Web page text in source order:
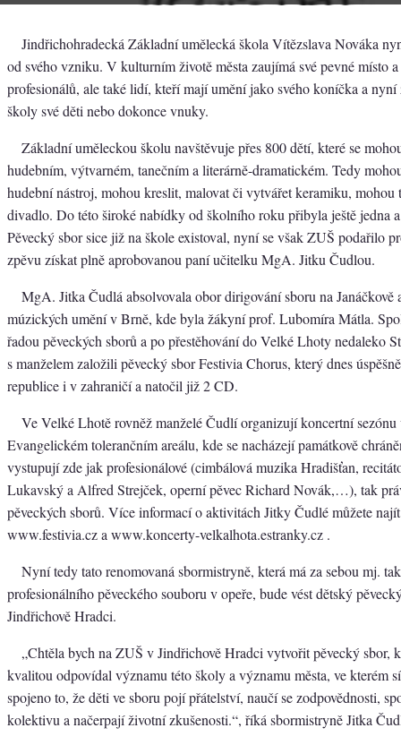
Jindřichohradecká Základní umělecká škola Vítězslava Nováka
od svého vzniku. V kulturním životě města zaujímá své pevné místo
profesionálů, ale také lidí, kteří mají umění jako svého koníčka a nyní
školy své děti nebo dokonce vnuky.
Základní uměleckou školu navštěvuje přes 800 dětí, které se
hudebním, výtvarném, tanečním a literárně-dramatickém. Tedy
hudební nástroj, mohou kreslit, malovat či vytvářet keramiku, mohou
divadlo. Do této široké nabídky od školního roku přibyla ještě jedna
Pěvecký sbor sice již na škole existoval, nyní se však ZUŠ podařilo
zpěvu získat plně aprobovanou paní učitelku MgA. Jitku Čudlou.
MgA. Jitka Čudlá absolvovala obor dirigování sboru na Janáčkově
múzických umění v Brně, kde byla žákyní prof. Lubomíra Mátla.
řadou pěveckých sborů a po přestěhování do Velké Lhoty nedaleko
s manželem založili pěvecký sbor Festivia Chorus, který dnes
republice i v zahraničí a natočil již 2 CD.
Ve Velké Lhotě rovněž manželé Čudlí organizují koncertní
Evangelickém tolerančním areálu, kde se nacházejí památkově
vystupují zde jak profesionálové (cimbálová muzika Hradišťan,
Lukavský a Alfred Strejček, operní pěvec Richard Novák,…), tak
pěveckých sborů. Více informací o aktivitách Jitky Čudlé můžete
www.festivia.cz a www.koncerty-velkalhota.estranky.cz .
Nyní tedy tato renomovaná sbormistryně, která má za sebou mj.
profesionálního pěveckého souboru v opeře, bude vést dětský
Jindřichově Hradci.
„Chtěla bych na ZUŠ v Jindřichově Hradci vytvořit pěvecký sbor,
kvalitou odpovídal významu této školy a významu města, ve kterém
spojeno to, že děti ve sboru pojí přátelství, naučí se zodpovědnosti,
kolektivu a načerpají životní zkušenosti.“, říká sbormistryně Jitka